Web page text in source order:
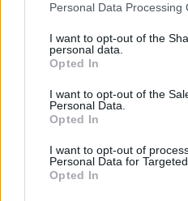
Personal Data Processing
I want to opt-out of the
personal data.
Opted In
I want to opt-out of the
Personal Data.
Opted In
I want to opt-out of
Personal Data for
Opted In
Bad Boys - Harte
Übersicht